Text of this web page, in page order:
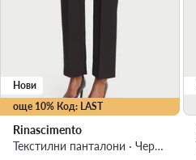
още 10% Код: LAST
Нови
Rinascimento
Текстилни панталони · Черен · Regular Fit